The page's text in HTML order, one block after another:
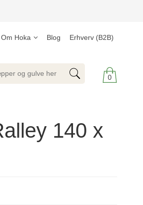
Om Hoka Blog Erhverv (B2B)
0
140 x